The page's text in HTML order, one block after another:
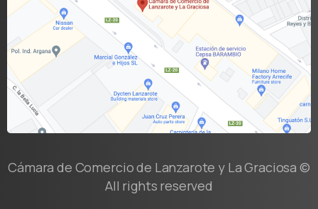
Cámara de Comercio de Lanzarote y La Graciosa ©
All rights reserved